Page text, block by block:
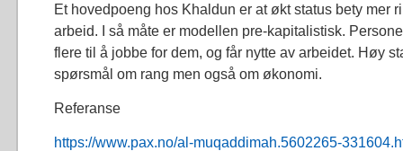
Et hovedpoeng hos Khaldun er at økt status bety mer
arbeid. I så måte er modellen pre-kapitalistisk.
flere til å jobbe for dem, og får nytte av arbeidet. Høy
spørsmål om rang men også om økonomi.
Referanse
https://www.pax.no/al-muqaddimah.5602265-